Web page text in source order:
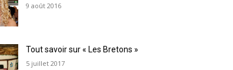
9 août 2016
Tout savoir sur « Les Bretons »
5 juillet 2017